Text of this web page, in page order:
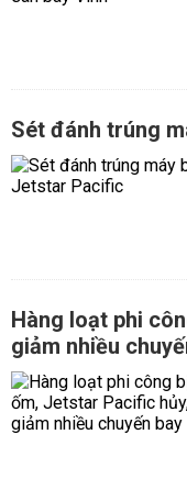
Sét đánh trúng
Hàng loạt phi
giảm nhiều